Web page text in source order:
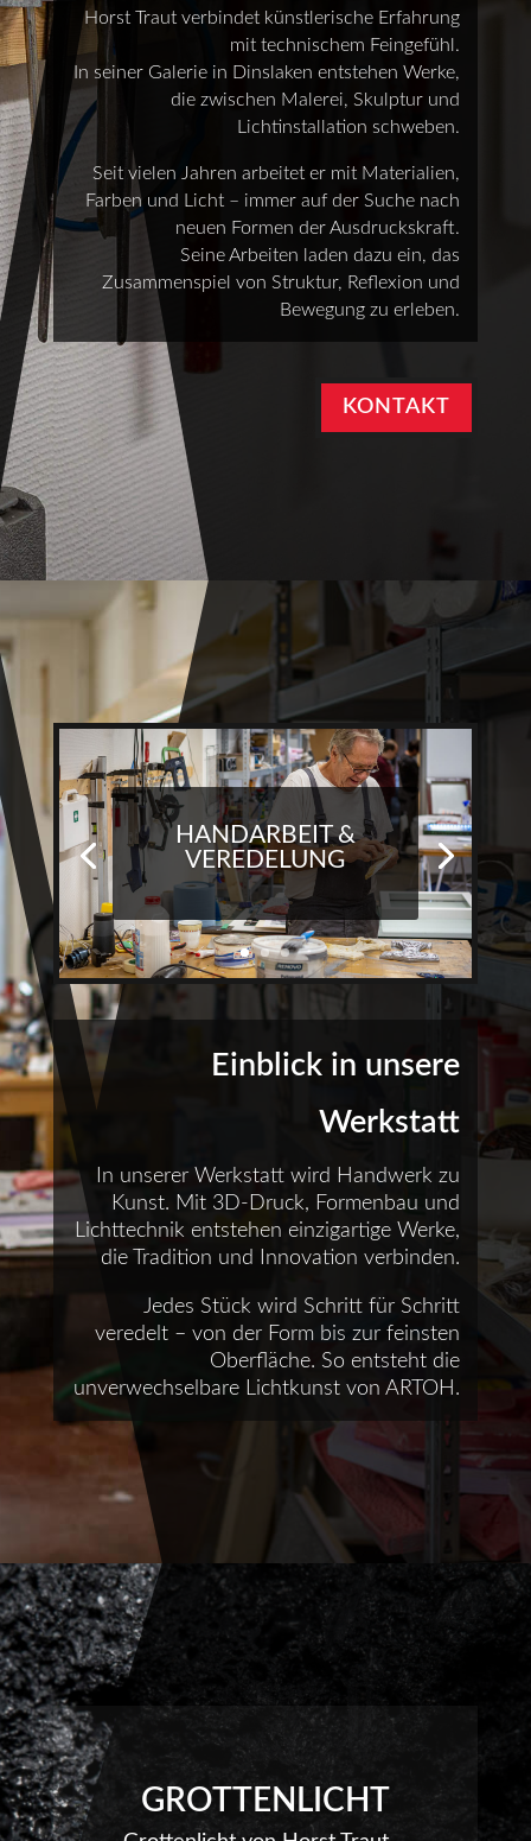
Horst Traut verbindet künstlerische Erfahrung
mit technischem Feingefühl.
In seiner Galerie in Dinslaken entstehen Werke,
die zwischen Malerei, Skulptur und
Lichtinstallation schweben.
Seit vielen Jahren arbeitet er mit Materialien,
Farben und Licht – immer auf der Suche nach
neuen Formen der Ausdruckskraft.
Seine Arbeiten laden dazu ein, das
Zusammenspiel von Struktur, Reflexion und
Bewegung zu erleben.
KONTAKT
HANDARBEIT &
VEREDELUNG
Einblick in unsere
Werkstatt
In unserer Werkstatt wird Handwerk zu
Kunst. Mit 3D-Druck, Formenbau und
Lichttechnik entstehen einzigartige Werke,
die Tradition und Innovation verbinden.
Jedes Stück wird Schritt für Schritt
veredelt – von der Form bis zur feinsten
Oberfläche. So entsteht die
unverwechselbare Lichtkunst von ARTOH.
GROTTENLICHT